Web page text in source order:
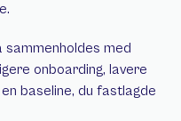
med
onboarding, lavere
baseline, du fastlagde